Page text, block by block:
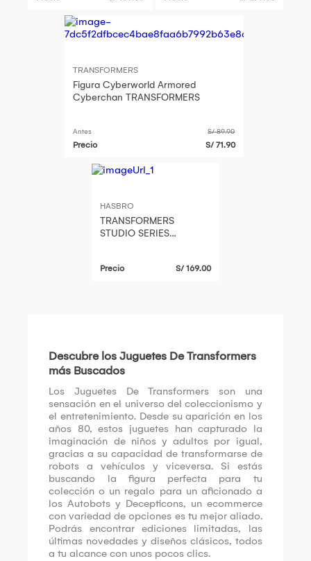
TRANSFORMERS
Figura Cyberworld Armored
Cyberchan TRANSFORMERS
Antes S/ 89.90
Precio S/ 71.90
HASBRO
TRANSFORMERS
STUDIO SERIES
DELUXE CLASS
Precio S/ 169.00
Descubre los Juguetes De Transformers
más Buscados
Los Juguetes De Transformers son una
sensación en el universo del coleccionismo y
el entretenimiento. Desde su aparición en los
años 80, estos juguetes han capturado la
imaginación de niños y adultos por igual,
gracias a su capacidad de transformarse de
robots a vehículos y viceversa. Si estás
buscando la figura perfecta para tu
colección o un regalo para un aficionado a
los Autobots y Decepticons, un ecommerce
con variedad de opciones es tu mejor aliado.
Podrás encontrar ediciones limitadas, las
últimas novedades y diseños clásicos, todos
a tu alcance con unos pocos clics.